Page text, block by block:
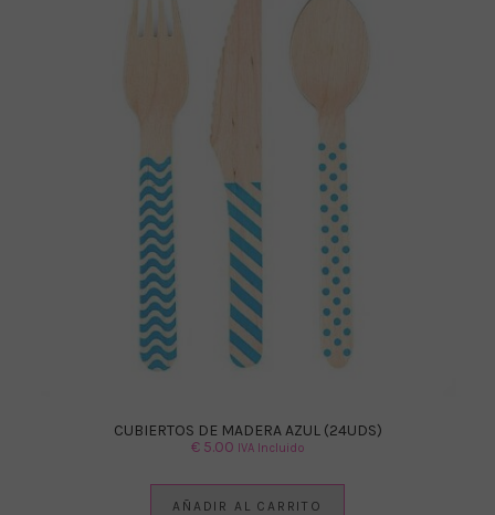
CUBIERTOS DE MADERA AZUL (24UDS)
€5.00 IVA Incluido
AÑADIR AL CARRITO